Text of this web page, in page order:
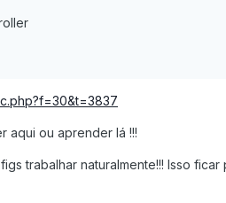
aqui ou aprender lá !!!
trabalhar naturalmente!!! Isso ficar